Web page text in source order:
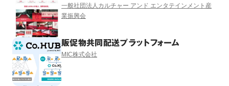
一般社団法人カルチャー アンド エンタテインメント産
業振興会
販促物共同配送プラットフォーム
MIC株式会社